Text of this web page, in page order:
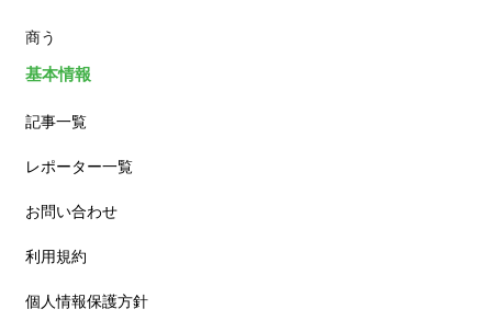
商う
基本情報
記事一覧
レポーター一覧
お問い合わせ
利用規約
個人情報保護方針